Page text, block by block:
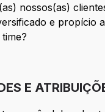
nossos(as)
e propício
E